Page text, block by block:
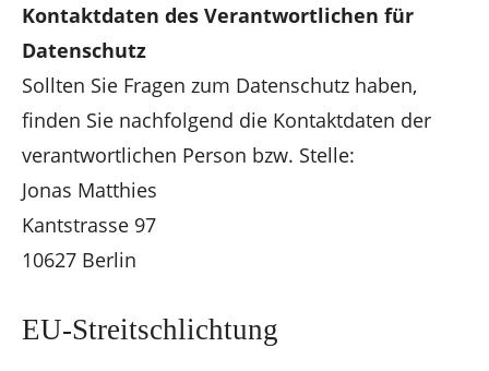
Kontaktdaten des Verantwortlichen für
Datenschutz
Sollten Sie Fragen zum Datenschutz haben,
finden Sie nachfolgend die Kontaktdaten der
verantwortlichen Person bzw. Stelle:
Jonas Matthies
Kantstrasse 97
10627 Berlin
EU-Streitschlichtung